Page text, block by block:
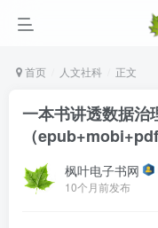
首页 人文社科 正文
一本书讲透数据治
（epub+mobi+pdf
枫叶电子书网
10个月前发布